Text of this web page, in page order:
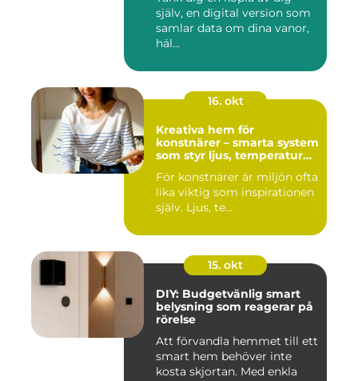
själv, en digital version som
samlar data om dina vanor,
häl...
16. okt
Kreativa hem för
konstnärer – smarta system
som styr ljus, temperatur
För konstnärer är miljön ofta
lika viktig som inspirationen
själv. Ljus, te...
15. okt
DIY: Budgetvänlig smart
belysning som reagerar på
rörelse
Att förvandla hemmet till ett
smart hem behöver inte
kosta skjortan. Med enkla